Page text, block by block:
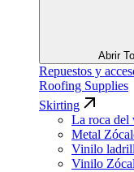
Abrir
Repuestos y
Roofing Supplies
Skirting
La roca
Metal
Vinilo
Vinilo